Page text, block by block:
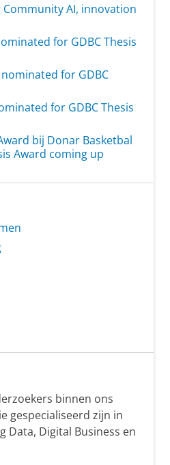
AI, innovation
for GDBC Thesis
for GDBC
for GDBC Thesis
bij Donar Basketbal
Award coming up
binnen ons
gespecialiseerd zijn in
Data, Digital Business en